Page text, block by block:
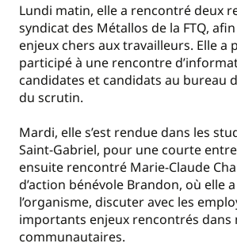
Lundi matin, elle a rencontré deux
syndicat des Métallos de la FTQ,
enjeux chers aux travailleurs. Elle a
participé à une rencontre
candidates et candidats au bureau
du scrutin.
Mardi, elle s’est rendue dans les
Saint-Gabriel, pour une courte
ensuite rencontré Marie-Claude
d’action bénévole Brandon, où elle
l’organisme, discuter avec les
importants enjeux rencontrés dans
communautaires.